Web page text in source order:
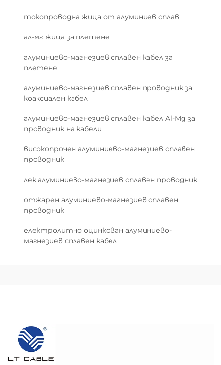
правилни методи за оконцовка с изпитване
за умора, съответстващо на стандарти, и
ефективност и повече пространство в
автомобилите за други компоненти, като
същевременно се запазва безопасността и
се гарантира, че всичко издържа през
токопроводна жица от алуминиев сплав
ал-мг жица за плетене
алуминиево-магнезиев сплавен кабел за
плетене
алуминиево-магнезиев сплавен проводник за
коаксиален кабел
алуминиево-магнезиев сплавен кабел Al-Mg за
проводник на кабели
високопрочен алуминиево-магнезиев сплавен
проводник
лек алуминиево-магнезиев сплавен проводник
отжарен алуминиево-магнезиев сплавен
проводник
електролитно оцинкован алуминиево-
магнезиев сплавен кабел